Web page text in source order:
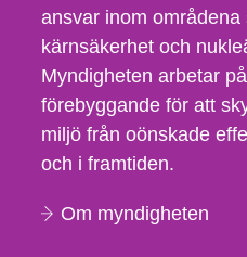
ansvar inom områdena
kärnsäkerhet och
Myndigheten arbetar
förebyggande för att
miljö från oönskade
och i framtiden.
Om myndigheten